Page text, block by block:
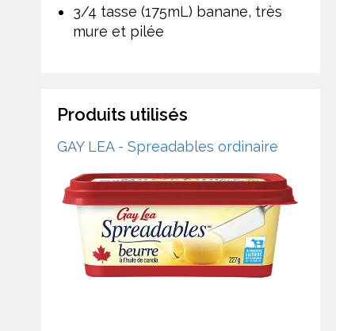
3/4 tasse (175mL) banane, très
mure et pilée
Produits utilisés
GAY LEA - Spreadables ordinaire